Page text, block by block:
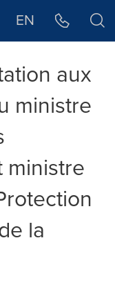
EN
aux
ministre
ministre
la